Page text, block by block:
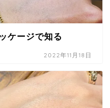
ケージで知る
2022年11月18日